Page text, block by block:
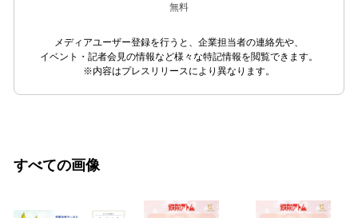
無料
メディアユーザー登録を行うと、企業担当者の連絡先や、
イベント・記者会見の情報など様々な特記情報を閲覧できます。
※内容はプレスリリースにより異なります。
すべての画像